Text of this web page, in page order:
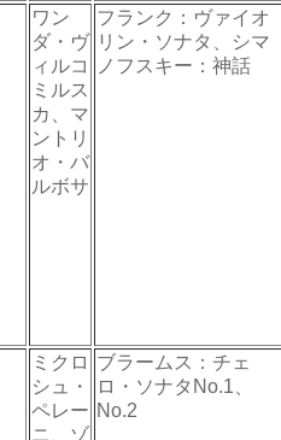
ワン
ダ・ヴ
ィルコ
ミルス
カ、マ
ントリ
オ・バ
ルボサ
フランク：ヴァイオ
リン・ソナタ、シマ
ノフスキー：神話
ミクロ
シュ・
ペレー
ニ、ゾ
ブラームス：チェ
ロ・ソナタNo.1、
No.2